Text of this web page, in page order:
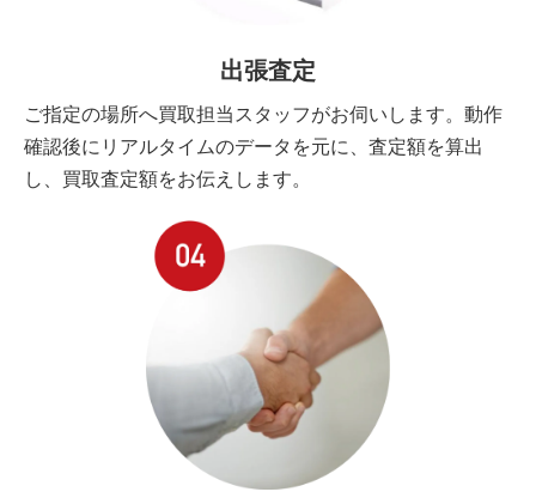
出張査定
ご指定の場所へ買取担当スタッフがお伺いします。動作
確認後にリアルタイムのデータを元に、査定額を算出
し、買取査定額をお伝えします。